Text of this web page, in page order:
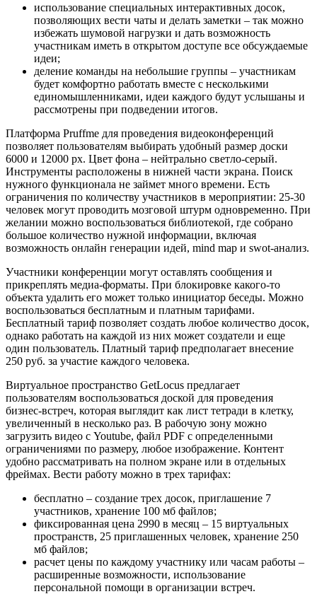
использование специальных интерактивных досок,
позволяющих вести чаты и делать заметки – так можно
избежать шумовой нагрузки и дать возможность
участникам иметь в открытом доступе все обсуждаемые
идеи;
деление команды на небольшие группы – участникам
будет комфортно работать вместе с несколькими
единомышленниками, идеи каждого будут услышаны и
рассмотрены при подведении итогов.
Платформа Pruffme для проведения видеоконференций
позволяет пользователям выбирать удобный размер доски
6000 и 12000 px. Цвет фона – нейтрально светло-серый.
Инструменты расположены в нижней части экрана. Поиск
нужного функционала не займет много времени. Есть
ограничения по количеству участников в мероприятии: 25-30
человек могут проводить мозговой штурм одновременно. При
желании можно воспользоваться библиотекой, где собрано
большое количество нужной информации, включая
возможность онлайн генерации идей, mind map и swot-анализ.
Участники конференции могут оставлять сообщения и
прикреплять медиа-форматы. При блокировке какого-то
объекта удалить его может только инициатор беседы. Можно
воспользоваться бесплатным и платным тарифами.
Бесплатный тариф позволяет создать любое количество досок,
однако работать на каждой из них может создатели и еще
один пользователь. Платный тариф предполагает внесение
250 руб. за участие каждого человека.
Виртуальное пространство GetLocus предлагает
пользователям воспользоваться доской для проведения
бизнес-встреч, которая выглядит как лист тетради в клетку,
увеличенный в несколько раз. В рабочую зону можно
загрузить видео с Youtube, файл PDF с определенными
ограничениями по размеру, любое изображение. Контент
удобно рассматривать на полном экране или в отдельных
фреймах. Вести работу можно в трех тарифах:
бесплатно – создание трех досок, приглашение 7
участников, хранение 100 мб файлов;
фиксированная цена 2990 в месяц – 15 виртуальных
пространств, 25 приглашенных человек, хранение 250
мб файлов;
расчет цены по каждому участнику или часам работы –
расширенные возможности, использование
персональной помощи в организации встреч.